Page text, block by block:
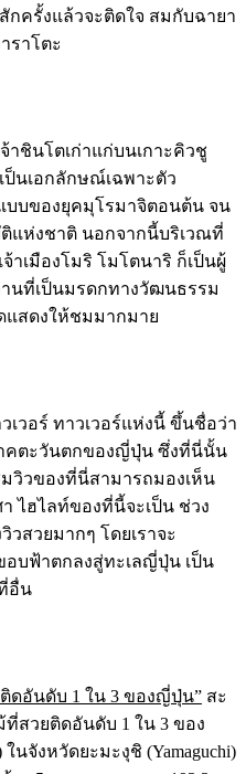
กครั้งแล้วจะติดใจ สมกับฉายา
ราโตะ
าชินโตเก่าแก่บนเกาะคิวชู
ป็นเอกลักษณ์เฉพาะตัว
บบของยุคมุโรมาจิตอนต้น จน
แห่งชาติ นอกจากนี้บริเวณที่
าเมืองโมริ โมโตนาริ ก็เป็นผู้
นที่เป็นมรดกทางวัฒนธรรม
สดงให้ชมมากมาย
เวอร์ ทาวเวอร์แห่งนี้ ขึ้นชื่อว่า
คตะวันตกของญี่ปุ่น ซึ่งที่นี่นั้น
วิวของที่นี่สามารถมองเห็น
ไฮไลท์ของที่นี้จะเป็น ช่วง
สวยมากๆ โดยเราจะ
บฟ้าตกลงสู่ทะเลญี่ปุ่น เป็น
อื่น
ดอันดับ 1 ใน 3 ของญี่ปุ่น” สะ
สวยติดอันดับ 1 ใน 3 ของ
นจังหวัดยะมะงุชิ (Yamaguchi)